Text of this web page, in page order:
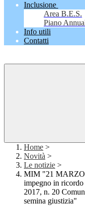
Inclusione
Area B.E.S.
Piano
Info utili
Contatti
Home >
Novità >
Le notizie >
MIM "21 MARZO
impegno in
2017, n. 20
semina giustizia"